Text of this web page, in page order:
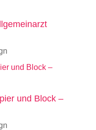
und Block –